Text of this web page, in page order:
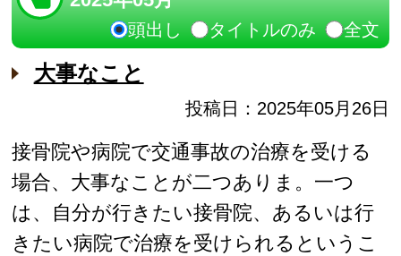
頭出し タイトルのみ 全文
大事なこと
投稿日：2025年05月26日
接骨院や病院で交通事故の治療を受ける
場合、大事なことが二つありま。一つ
は、自分が行きたい接骨院、あるいは行
きたい病院で治療を受けられるというこ